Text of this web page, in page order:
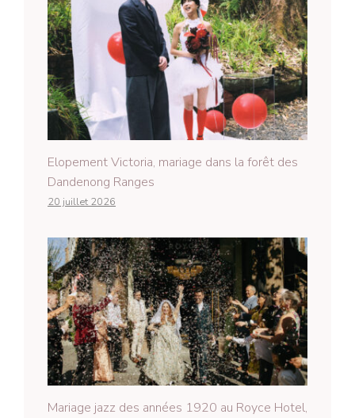
Elopement Victoria, mariage dans la forêt des
Dandenong Ranges
20 juillet 2026
Mariage jazz des années 1920 au Royce Hotel,